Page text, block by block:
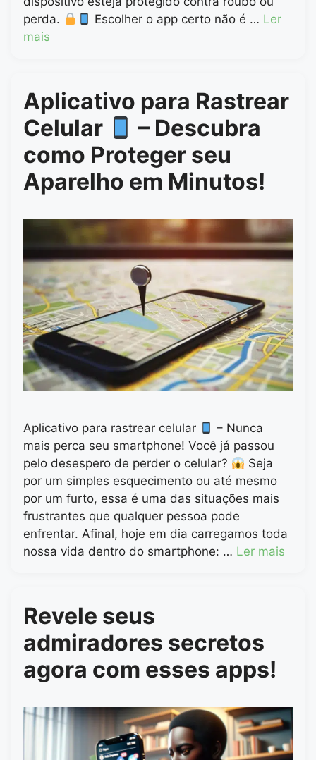
perda.
Escolher o app certo não é … Ler
mais
Aplicativo para Rastrear
Celular
– Descubra
como Proteger seu
Aparelho em Minutos!
Aplicativo para rastrear celular
– Nunca
mais perca seu smartphone! Você já passou
pelo desespero de perder o celular?
Seja
por um simples esquecimento ou até mesmo
por um furto, essa é uma das situações mais
frustrantes que qualquer pessoa pode
enfrentar. Afinal, hoje em dia carregamos toda
nossa vida dentro do smartphone: … Ler mais
Revele seus
admiradores secretos
agora com esses apps!